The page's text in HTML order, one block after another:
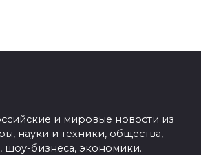
и мировые новости из
науки и техники, общества,
шоу-бизнеса, экономики.